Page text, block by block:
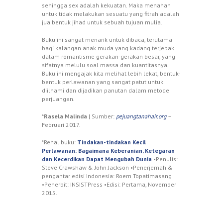
sehingga sex adalah kekuatan. Maka menahan
untuk tidak melakukan sesuatu yang fitrah adalah
jua bentuk jihad untuk sebuah tujuan mulia.
Buku ini sangat menarik untuk dibaca, terutama
bagi kalangan anak muda yang kadang terjebak
dalam romantisme gerakan-gerakan besar, yang
sifatnya melulu soal massa dan kuantitasnya.
Buku ini mengajak kita melihat lebih lekat, bentuk-
bentuk perlawanan yang sangat patut untuk
diilhami dan dijadikan panutan dalam metode
perjuangan.
*Rasela Malinda | Sumber: pejuangtanahair.org –
Februari 2017.
*Rehal buku: Tindakan-tindakan Kecil
Perlawanan: Bagaimana Keberanian, Ketegaran
dan Kecerdikan Dapat Mengubah Dunia •Penulis:
Steve Crawshaw & John Jackson •Penerjemah &
pengantar edisi Indonesia: Roem Topatimasang
•Penerbit: INSISTPress •Edisi: Pertama, November
2015.